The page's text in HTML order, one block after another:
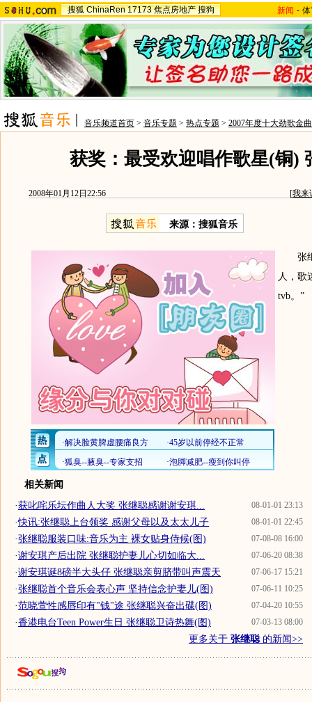
搜狐 ChinaRen 17173 焦点房地产 搜狗 新闻 -
音乐频道首页 > 音乐专题 > 热点专题 > 2007年度十大劲歌金
获奖：最受欢迎唱作歌星(铜)
2008年01月12日22:56 [我来
来源：搜狐音乐
张继
人，歌
tvb。”
相关新闻
08-01-01 23:13
·获叱咤乐坛作曲人大奖 张继聪感谢谢安琪...
08-01-01 22:45
·快讯:张继聪上台领奖 感谢父母以及太太儿子
07-08-08 16:00
·张继聪服装口味:音乐为主 裸女贴身侍候(图)
07-06-20 08:38
·谢安琪产后出院 张继聪护妻儿心切如临大...
07-06-17 15:21
·谢安琪诞8磅半大头仔 张继聪亲剪脐带叫声震天
07-06-11 10:25
·张继聪首个音乐会表心声 坚持信念护妻儿(图)
07-04-20 10:55
·范晓萱性感唇印有"钱"途 张继聪兴奋出碟(图)
07-03-13 08:00
·香港电台Teen Power生日 张继聪卫诗热舞(图)
更多关于 张继聪的新闻>>